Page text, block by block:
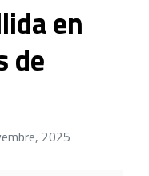
en
de
2025